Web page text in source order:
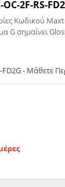
2F-RS-
Κωδικού
G σημαίνει
FD2G - Μάθετε